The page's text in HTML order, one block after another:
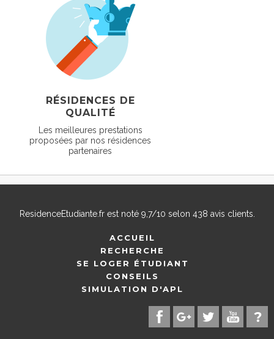
RÉSIDENCES DE
QUALITÉ
Les meilleures prestations
proposées par nos résidences
partenaires
ResidenceEtudiante.frest noté 9,7/10 selon 438 avis clients.
ACCUEIL
RECHERCHE
SE LOGER ÉTUDIANT
CONSEILS
SIMULATION D'APL